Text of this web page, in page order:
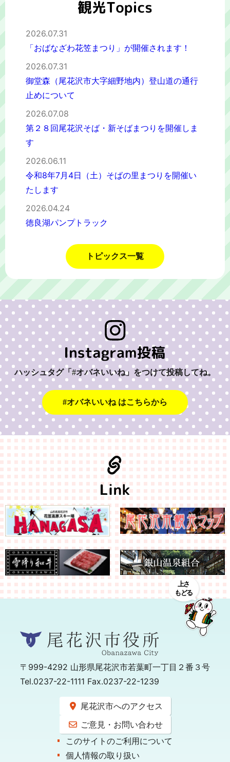
2026.07.31
「おばなざわ花笠まつり」が開催されます！
2026.07.31
御堂森（尾花沢市大字細野地内）登山道の通行
止めについて
2026.07.08
第２８回尾花沢そば・新そばまつりを開催しま
す
2026.06.11
令和8年7月4日（土）そばの里まつりを開催い
たします
2026.04.24
徳良湖パンプトラック
トピックス一覧
ハッシュタグ「#オバネいいね」をつけて投稿してね。
#オバネいいね はこちらから
〒999-4292 山形県尾花沢市若葉町一丁目２番３号
Tel.0237-22-1111 Fax.0237-22-1239
尾花沢市へのアクセス
ご意見・お問い合わせ
このサイトのご利用について
個人情報の取り扱い